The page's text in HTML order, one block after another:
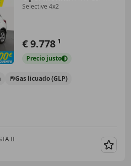
Selective 4x2
€ 9.778 1
Precio justo
Gas licuado (GLP)
II